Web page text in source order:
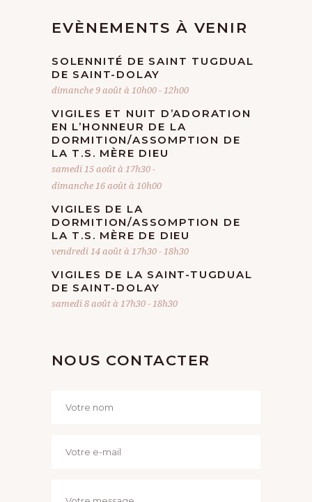
N
E
M
E
N
T
EVÈNEMENTS À VENIR
SOLENNITÉ DE SAINT TUGDUAL
DE SAINT-DOLAY
dimanche 9 août à 10h00-12h00
VIGILES ET NUIT D’ADORATION
EN L’HONNEUR DE LA
DORMITION/ASSOMPTION DE
LA T.S. MÈRE DIEU
samedi 15 août à 17h30-
dimanche 16 août à 10h00
VIGILES DE LA
DORMITION/ASSOMPTION DE
LA T.S. MÈRE DE DIEU
vendredi 14 août à 17h30-18h30
VIGILES DE LA SAINT-TUGDUAL
DE SAINT-DOLAY
samedi 8 août à 17h30-18h30
NOUS CONTACTER